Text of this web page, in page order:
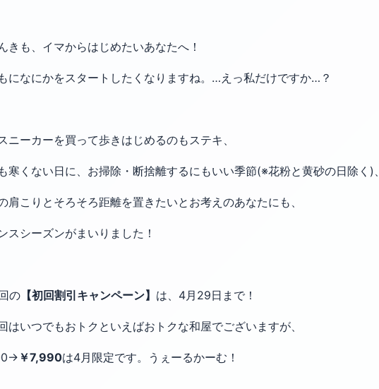
きも、イマからはじめたいあなたへ！
になにかをスタートしたくなりますね。…えっ私だけですか…？
ニーカーを買って歩きはじめるのもステキ、
寒くない日に、お掃除・断捨離するにもいい季節(※花粉と黄砂の日除く)、
肩こりとそろそろ距離を置きたいとお考えのあなたにも、
スシーズンがまいりました！
の 【初回割引キャンペーン】 は、4月29日まで！
はいつでもおトクといえばおトクな和屋でございますが、
￥7,990は4月限定です。うぇーるかーむ！